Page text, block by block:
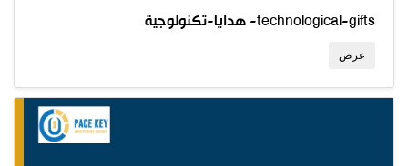
هدايا-تكنولوجية -technological-gifts
عرض